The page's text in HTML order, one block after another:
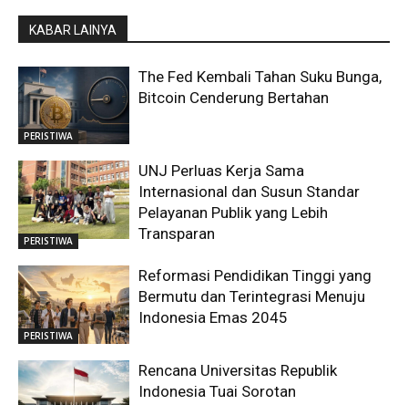
KABAR LAINYA
PERISTIWA
The Fed Kembali Tahan Suku Bunga,
Bitcoin Cenderung Bertahan
PERISTIWA
UNJ Perluas Kerja Sama
Internasional dan Susun Standar
Pelayanan Publik yang Lebih
Transparan
PERISTIWA
Reformasi Pendidikan Tinggi yang
Bermutu dan Terintegrasi Menuju
Indonesia Emas 2045
Rencana Universitas Republik
Indonesia Tuai Sorotan